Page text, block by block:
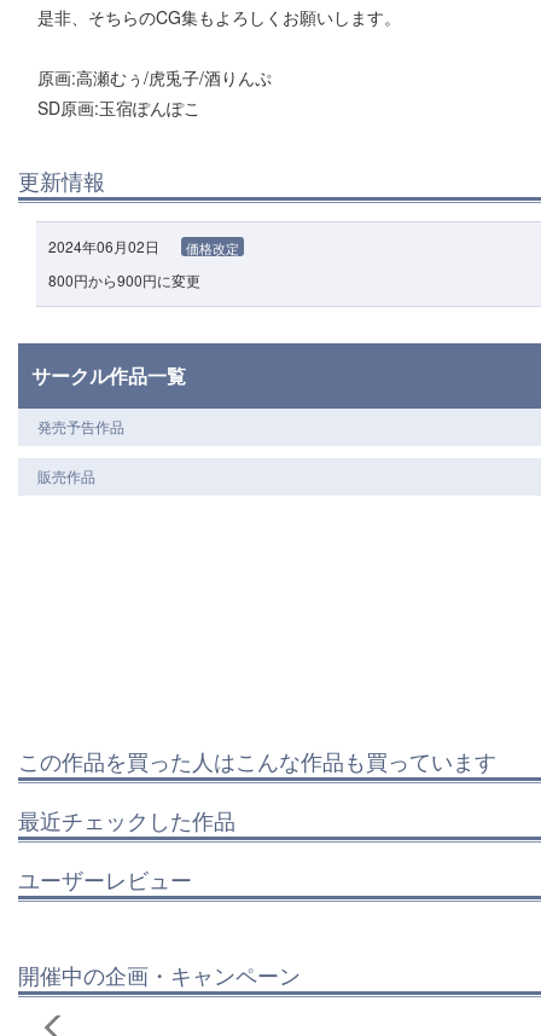
是非、そちらのCG集もよろしくお願いします。
原画:高瀬むぅ/虎兎子/酒りんぷ
SD原画:玉宿ぽんぽこ
更新情報
2024年06月02日 価格改定
800円から900円に変更
サークル作品一覧
発売予告作品
販売作品
この作品を買った人はこんな作品も買っています
最近チェックした作品
ユーザーレビュー
開催中の企画・キャンペーン